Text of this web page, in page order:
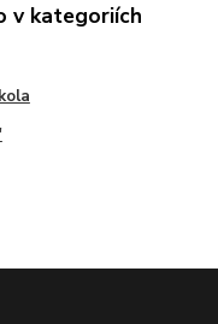
v kategoriích